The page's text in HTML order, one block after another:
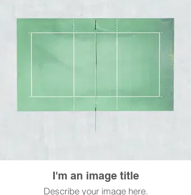
I'm an image title
Describe your image here.